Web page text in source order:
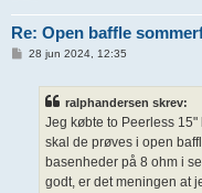
Re: Open baffle
28 jun 2024, 12:35
ralphandersen skrev:
Jeg købte to Peerless
skal de prøves i open
basenheder på 8 ohm i
godt, er det meningen at